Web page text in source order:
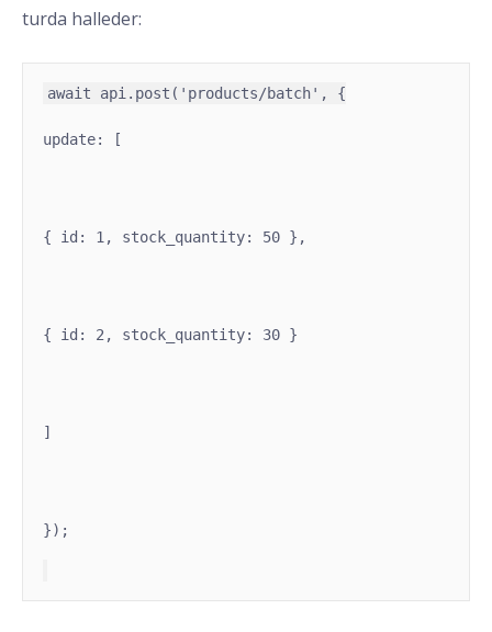
turda halleder:
update: [
{ id: 1, stock_quantity: 50 },
{ id: 2, stock_quantity: 30 }
]
});